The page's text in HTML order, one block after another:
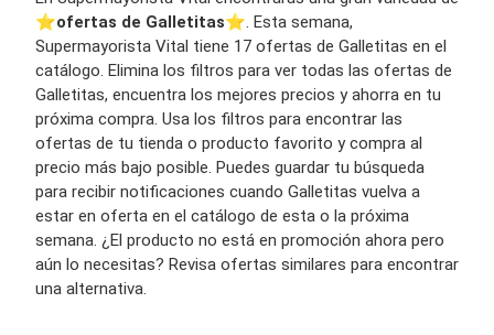
⭐️ofertas de Galletitas⭐️. Esta semana,
Supermayorista Vital tiene 17 ofertas de Galletitas en el
catálogo. Elimina los filtros para ver todas las ofertas de
Galletitas, encuentra los mejores precios y ahorra en tu
próxima compra. Usa los filtros para encontrar las
ofertas de tu tienda o producto favorito y compra al
precio más bajo posible. Puedes guardar tu búsqueda
para recibir notificaciones cuando Galletitas vuelva a
estar en oferta en el catálogo de esta o la próxima
semana. ¿El producto no está en promoción ahora pero
aún lo necesitas? Revisa ofertas similares para encontrar
una alternativa.